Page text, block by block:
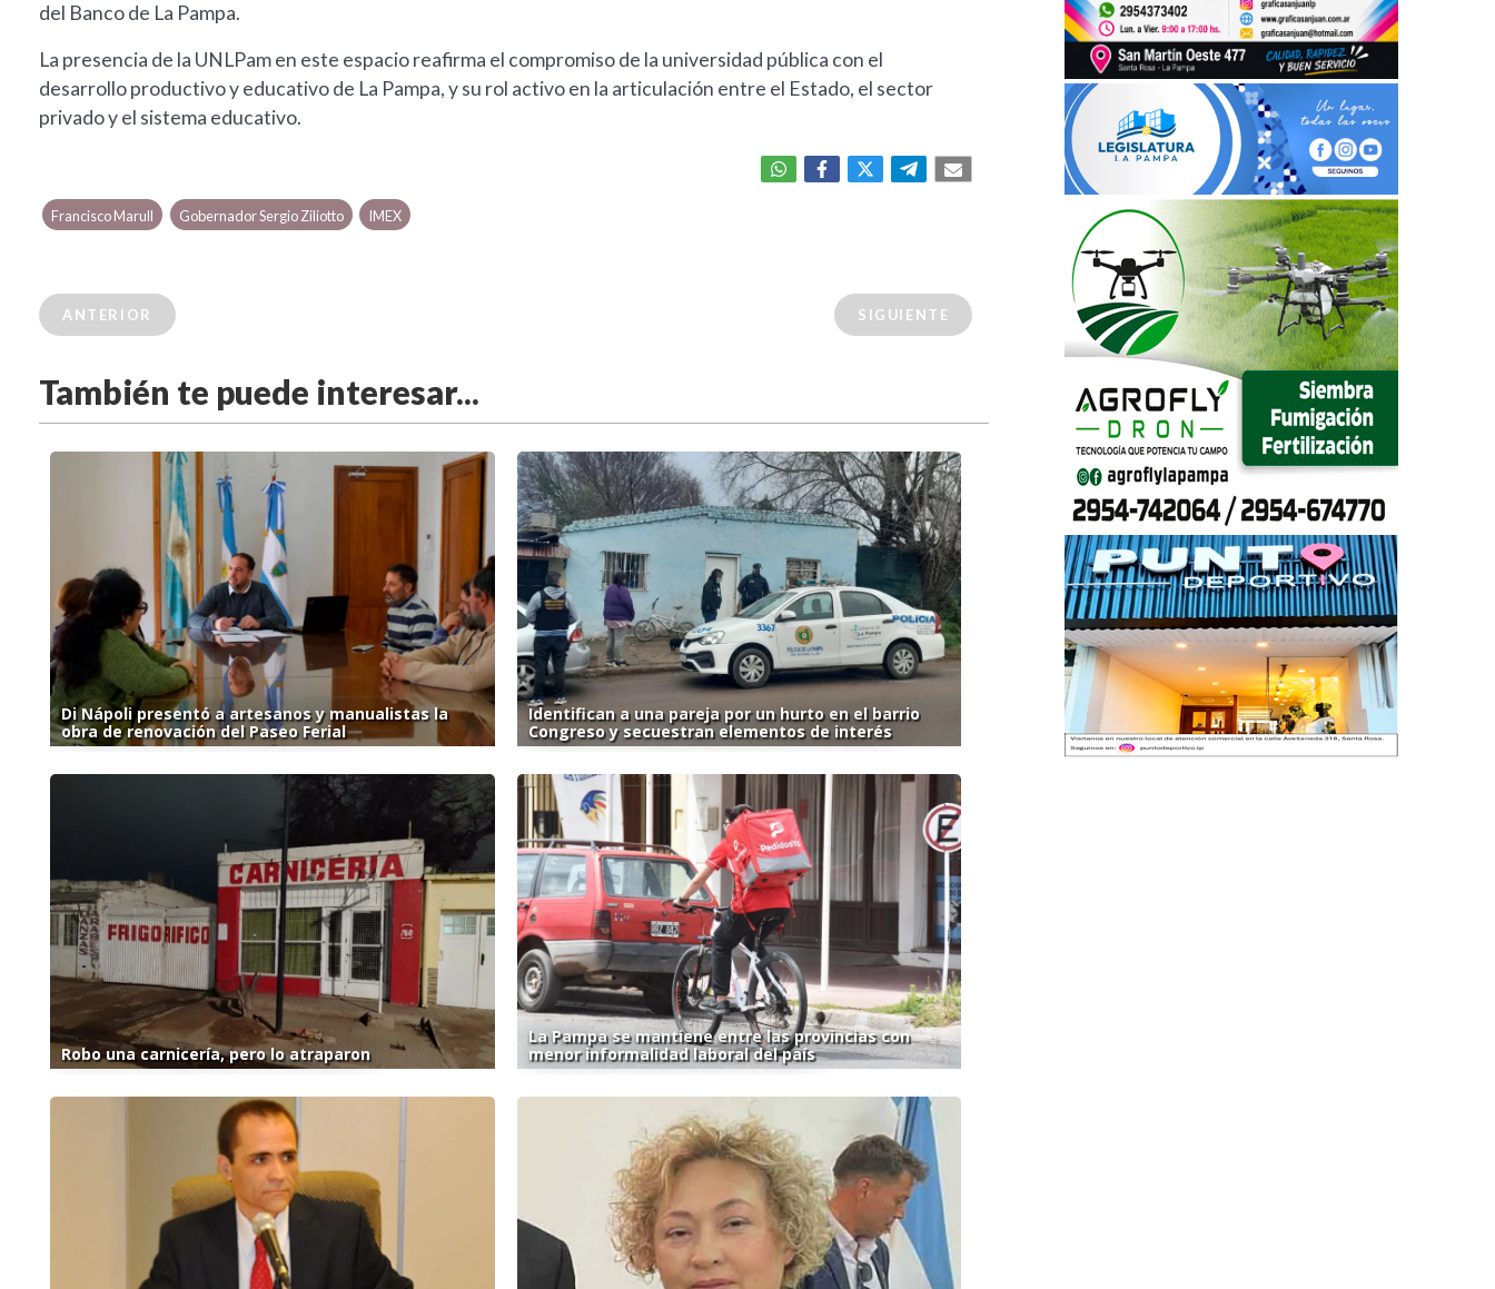
del Banco de La Pampa.
La presencia de la UNLPam en este espacio reafirma el compromiso de la universidad pública con el
desarrollo productivo y educativo de La Pampa, y su rol activo en la articulación entre el Estado, el sector
privado y el sistema educativo.
Francisco Marull Gobernador Sergio Ziliotto IMEX
ANTERIOR SIGUIENTE
También te puede interesar...
Di Nápoli presentó a artesanos y manualistas la
obra de renovación del Paseo Ferial
Identifican a una pareja por un hurto en el barrio
Congreso y secuestran elementos de interés
Robo una carnicería, pero lo atraparon
La Pampa se mantiene entre las provincias con
menor informalidad laboral del país